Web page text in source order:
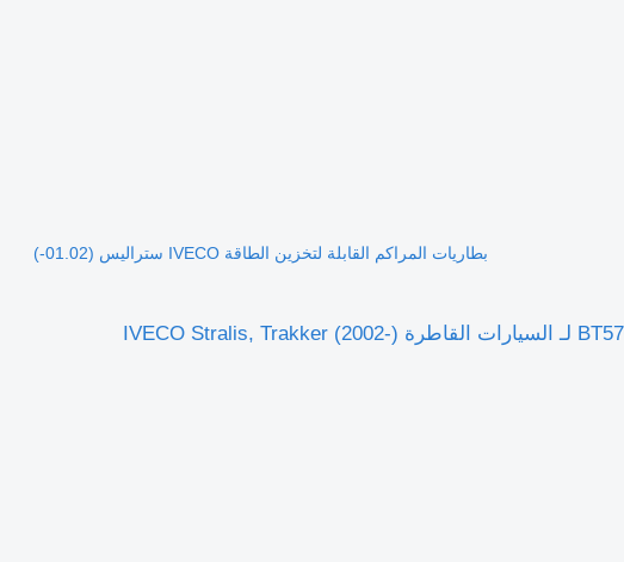
بطاريات المراكم القابلة لتخزين الطاقة IVECO ستراليس (01.02-)